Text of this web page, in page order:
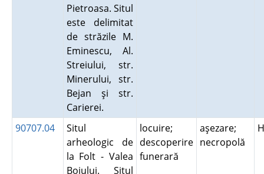
Pietroasa. Situl
este delimitat
de străzile M.
Eminescu, Al.
Streiului, str.
Minerului, str.
Bejan şi str.
Carierei.
90707.04
Situl
arheologic de
la Folt - Valea
Boiului. Situl
locuire;
descoperire
funerară
aşezare;
necropolă